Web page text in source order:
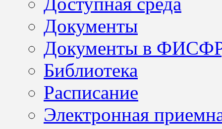
Документы
Документы в
Библиотека
Расписание
Электронная